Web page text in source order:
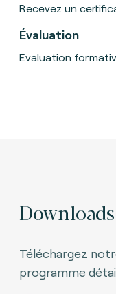
Recevez un
Évaluation
Evaluation
Downloads
Téléchargez
programme